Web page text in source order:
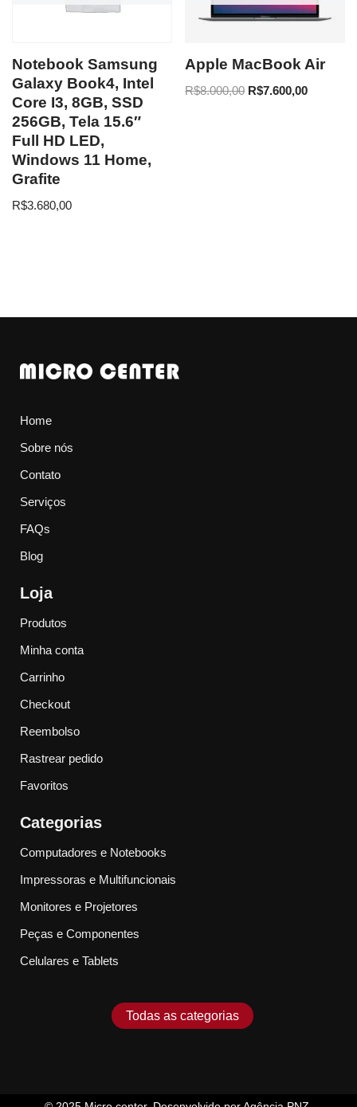
Notebook Samsung
Galaxy Book4, Intel
Core I3, 8GB, SSD
256GB, Tela 15.6″
Full HD LED,
Windows 11 Home,
Grafite
R$3.680,00
Apple MacBook Air
R$8.000,00 R$7.600,00
Home
Sobre nós
Contato
Serviços
FAQs
Blog
Loja
Produtos
Minha conta
Carrinho
Checkout
Reembolso
Rastrear pedido
Favoritos
Categorias
Computadores e Notebooks
Impressoras e Multifuncionais
Monitores e Projetores
Peças e Componentes
Celulares e Tablets
Todas as categorias